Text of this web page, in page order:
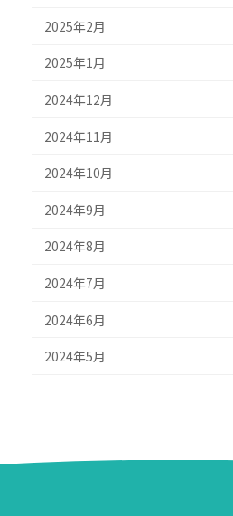
2025年2月
2025年1月
2024年12月
2024年11月
2024年10月
2024年9月
2024年8月
2024年7月
2024年6月
2024年5月